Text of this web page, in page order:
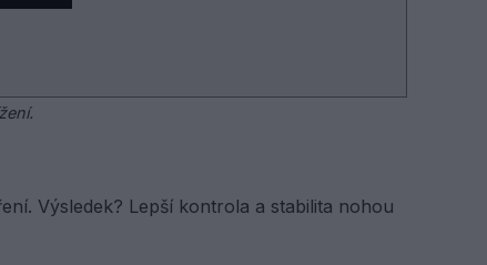
Výsledek? Lepší kontrola a stabilita nohou